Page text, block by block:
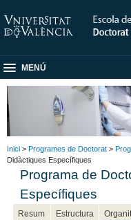
MENÚ
Inici > Programes de Doctorat >
Didàctiques Específiques
Programa de
Específiques
Resum Estructura